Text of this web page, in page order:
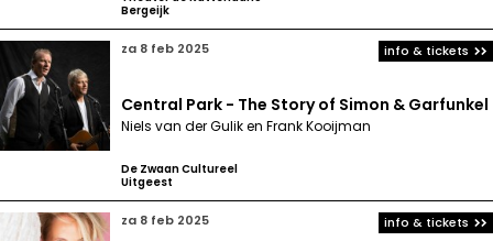
Bergeijk
za 8 feb 2025
Central Park - The Story of Simon & Garfunkel
Niels van der Gulik en Frank Kooijman
De Zwaan Cultureel
Uitgeest
info & tickets
za 8 feb 2025 info & tickets